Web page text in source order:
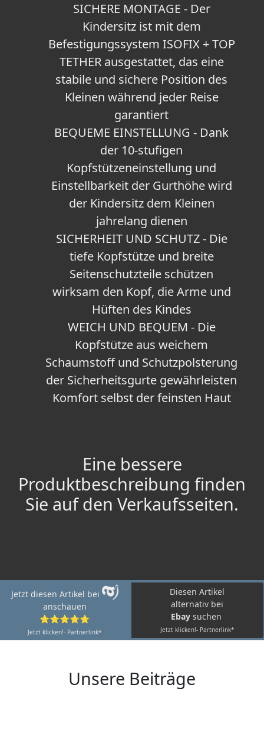
SICHERE MONTAGE - Der
Kindersitz ist mit dem
Befestigungssystem ISOFIX + TOP
TETHER ausgestattet, das eine
stabile und sichere Position des
Kleinen während jeder Reise
garantiert
BEQUEME EINSTELLUNG - Dank
der 10-stufigen
Kopfstützeneinstellung und
Einstellbarkeit der Gurthöhe wird
der Kindersitz dem Kleinen
jahrelang dienen
SICHERHEIT UND SCHUTZ - Die
tiefe Kopfstütze und breite
Seitenschutzteile schützen
wirksam den Kopf, die Arme und
Hüften des Kindes
WEICH UND BEQUEM - Die
Kopfstütze aus weichem
Schaumstoff und Schutzpolsterung
der Sicherheitsgurte gewährleisten
Komfort selbst der feinsten Haut
Eine bessere
Produktbeschreibung finden
Sie auf den Verkaufsseiten.
Jetzt diesen Artikel bei
anschauen
⭐⭐⭐⭐⭐
Jetzt klicken!- Partnerlink*
Diesen Artikel
alternativ bei
Ebay suchen
Jetzt klicken!- Partnerlink*
Unsere Beiträge